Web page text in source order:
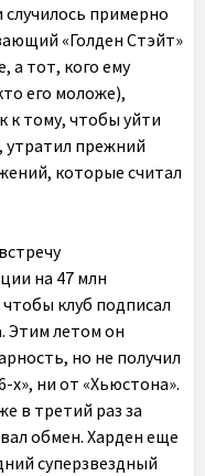
примерно
«Голден Стэйт»
а тот, кого ему
его моложе),
к тому, чтобы уйти
утратил прежний
которые считал
на 47 млн
чтобы клуб подписал
Этим летом он
но не получил
х», ни от «Хьюстона».
в третий раз за
обмен. Харден еще
суперзвездный